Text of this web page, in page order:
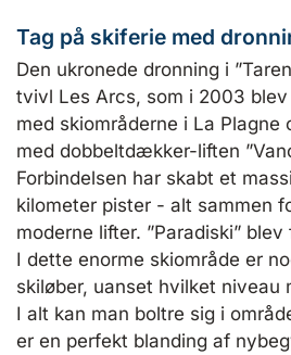
Tag på skiferie med
Den ukronede dronning i
tvivl Les Arcs, som i 2003
med skiområderne i La Plagne
med dobbeltdækker-liften
Forbindelsen har skabt et
kilometer pister - alt sammen
moderne lifter. ”Paradiski” blev
I dette enorme skiområde er
skiløber, uanset hvilket niveau
I alt kan man boltre sig i
er en perfekt blanding af